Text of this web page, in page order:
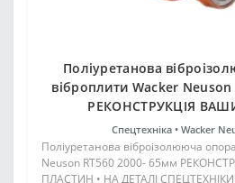
Поліуретанова
віброплити Wacker
РЕКОНСТРУКЦІЯ
Спецтехніка • Wacker
Поліуретанова віброізолююча
Neuson RT560 2000- 65мм
ПЛАСТИН • НА ДЕТАЛІ СПЕЦТЕХНІКИ